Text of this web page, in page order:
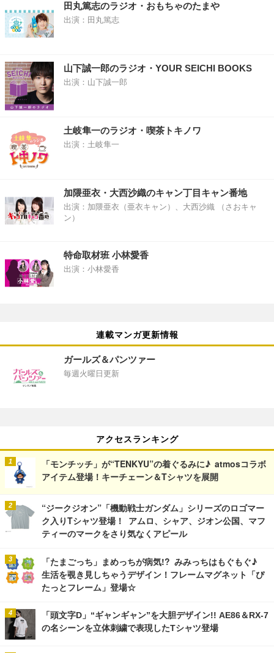
田丸篤志のラジオ・おもちゃのたまや
出演：田丸篤志
山下誠一郎のラジオ・YOUR SEICHI BOOKS
出演：山下誠一郎
土岐隼一のラジオ・喫茶トキノワ
出演：土岐隼一
加隈亜衣・大西沙織のキャン丁目キャン番地
出演：加隈亜衣（亜衣キャン）、大西沙織 （さおキャ
ン）
特命取材班 小林愛香
出演：小林愛香
連載マンガ更新情報
ガールズ＆パンツァー
毎週火曜日更新
アクセスランキング
「モンチッチ」が“TENKYU”の着ぐるみに♪ atmosコラボ
アイテム登場！キーチェーン＆Tシャツを展開
“ジークジオン”「機動戦士ガンダム」シリーズのロゴマー
ク入りTシャツ登場！ アムロ、シャア、ジオン公国、マフ
ティーのマークをさり気なくアピール
「たまごっち」まめっちが病気!? みみっちはもぐもぐ♪
生活を覗き見しちゃうデザイン！フレームマグネット「ぴ
たっとフレーム」登場☆
「頭文字D」“ギャンギャン”を大胆デザイン!! AE86＆RX-7
の名シーンを立体刺繍で表現したTシャツ登場